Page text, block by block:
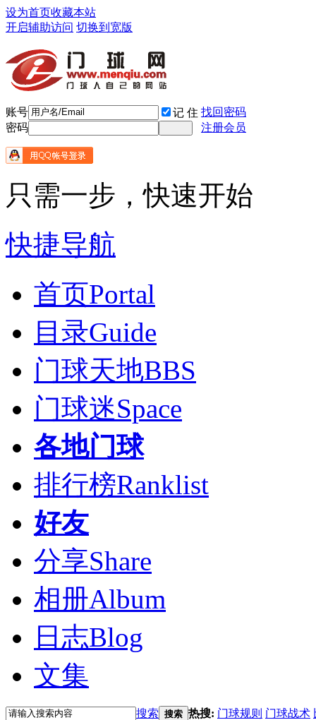
设为首页收藏本站
开启辅助访问 切换到宽版
账号 记 住 找回密码
密码
注册会员
只需一步，快速开始
快捷导航
首页Portal
目录Guide
门球天地BBS
门球迷Space
各地门球
排行榜Ranklist
好友
分享Share
相册Album
日志Blog
文集
搜索 搜索 热搜: 门球规则 门球战术